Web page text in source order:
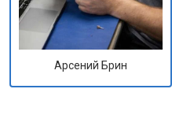
Арсений Брин